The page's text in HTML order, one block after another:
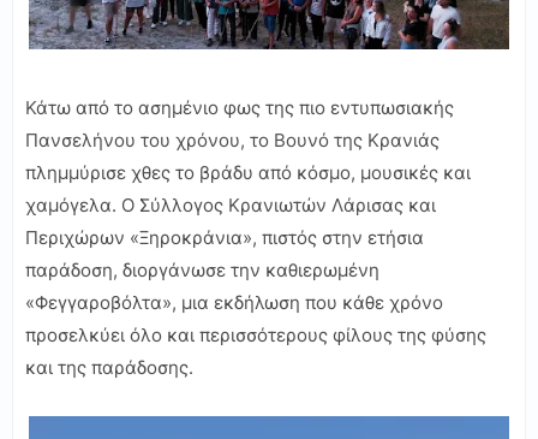
Κάτω από το ασημένιο φως της πιο εντυπωσιακής
Πανσελήνου του χρόνου, το Βουνό της Κρανιάς
πλημμύρισε χθες το βράδυ από κόσμο, μουσικές και
χαμόγελα. Ο Σύλλογος Κρανιωτών Λάρισας και
Περιχώρων «Ξηροκράνια», πιστός στην ετήσια
παράδοση, διοργάνωσε την καθιερωμένη
«Φεγγαροβόλτα», μια εκδήλωση που κάθε χρόνο
προσελκύει όλο και περισσότερους φίλους της φύσης
και της παράδοσης.